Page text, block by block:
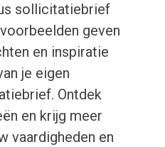
sollicitatiebrief
geven
en inspiratie
je eigen
Ontdek
en krijg meer
vaardigheden en